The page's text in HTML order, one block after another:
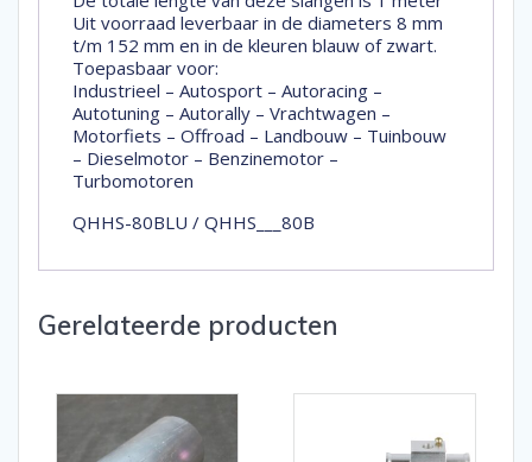
Uit voorraad leverbaar in de diameters 8 mm
t/m 152 mm en in de kleuren blauw of zwart.
Toepasbaar voor:
Industrieel – Autosport – Autoracing –
Autotuning – Autorally – Vrachtwagen –
Motorfiets – Offroad – Landbouw – Tuinbouw
– Dieselmotor – Benzinemotor –
Turbomotoren
QHHS-80BLU / QHHS___80B
Gerelateerde producten